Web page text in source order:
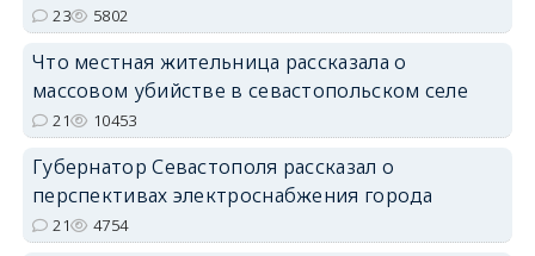
23 5802
Что местная жительница рассказала о
массовом убийстве в севастопольском селе
21 10453
Губернатор Севастополя рассказал о
перспективах электроснабжения города
21 4754